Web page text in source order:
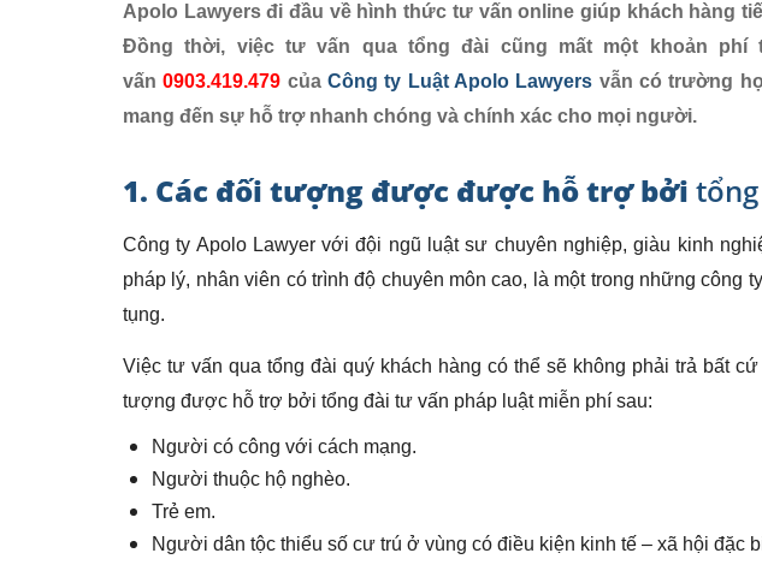
Apolo Lawyers đi đầu về hình thức tư vấn online giúp khách hàng
Đồng thời, việc tư vấn qua tổng đài cũng mất một khoản
vấn0903.419.479 của Công ty Luật Apolo Lawyers vẫn có trường
mang đến sự hỗ trợ nhanh chóng và chính xác cho mọi người.
1. Các đối tượng được được hỗ trợ bởi
Công ty Apolo Lawyer với đội ngũ luật sư chuyên nghiệp, giàu kinh
pháp lý, nhân viên có trình độ chuyên môn cao, là một trong những công
tụng.
Việc tư vấn qua tổng đài quý khách hàng có thể sẽ không phải trả bất
tượng được hỗ trợ bởi tổng đài tư vấn pháp luật miễn phí sau:
Người có công với cách mạng.
Người thuộc hộ nghèo.
Trẻ em.
Người dân tộc thiểu số cư trú ở vùng có điều kiện kinh tế – xã hội đặc